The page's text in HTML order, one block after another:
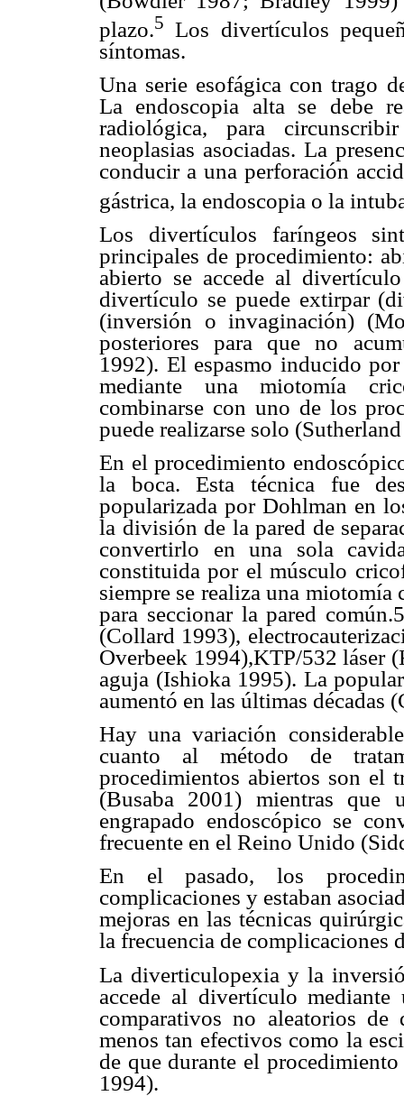
plazo.5 Los divertículos
síntomas.
Una serie esofágica con trago
La endoscopia alta se debe
radiológica, para
neoplasias asociadas. La
conducir a una perforación
gástrica, la endoscopia o la
Los divertículos faríngeos
principales de procedimiento:
abierto se accede al
divertículo se puede extirpar
(inversión o invaginación)
posteriores para que no
1992). El espasmo inducido
mediante una miotomía
combinarse con uno de los
puede realizarse solo
En el procedimiento
la boca. Esta técnica fue
popularizada por Dohlman en
la división de la pared de
convertirlo en una sola
constituida por el músculo
siempre se realiza una
para seccionar la pared
(Collard 1993),
Overbeek 1994),KTP/532 láser
aguja (Ishioka 1995). La
aumentó en las últimas décadas
Hay una variación
cuanto al método de
procedimientos abiertos son el
(Busaba 2001) mientras que
engrapado endoscópico se
frecuente en el Reino Unido
En el pasado, los
complicaciones y estaban
mejoras en las técnicas
la frecuencia de complicaciones
La diverticulopexia y la
accede al divertículo
comparativos no aleatorios de
menos tan efectivos como la
de que durante el
1994).